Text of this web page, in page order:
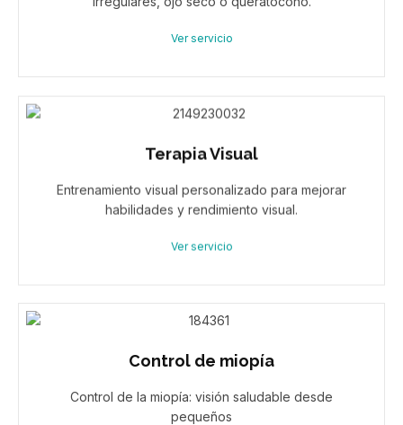
Ver servicio
Terapia Visual
Entrenamiento visual personalizado para mejorar
habilidades y rendimiento visual.
Ver servicio
Control de miopía
Control de la miopía: visión saludable desde
pequeños